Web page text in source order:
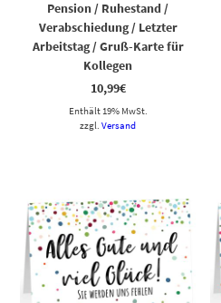
Pension / Ruhestand /
Verabschiedung / Letzter
Arbeitstag / Gruß-Karte für
Kollegen
10,99€
Enthält 19% MwSt.
zzgl.Versand